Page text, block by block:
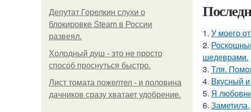
Депутат Горелкин слухи о
блокировке Steam в России
развеял.
Холодный душ - это не просто
способ проснуться быстро.
Лист томата пожелтел - и половина
дачников сразу хватает удобрение.
1. У моего
2.
шедеврами.
3. Тля.
4. Вкусный и
5. Я
6.